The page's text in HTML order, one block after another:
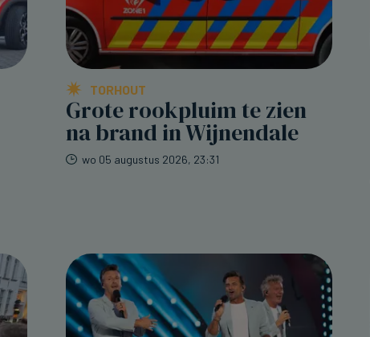
TORHOUT
Grote rookpluim te zien
na brand in Wijnendale
wo 05 augustus 2026, 23:31